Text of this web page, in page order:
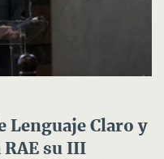
Lenguaje Claro y
RAE su III